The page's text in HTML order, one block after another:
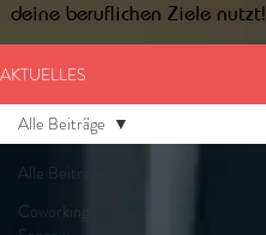
deine beruflichen Ziele nutzt!
AKTUELLES
Alle Beiträge
Coworking
Alle Beiträge